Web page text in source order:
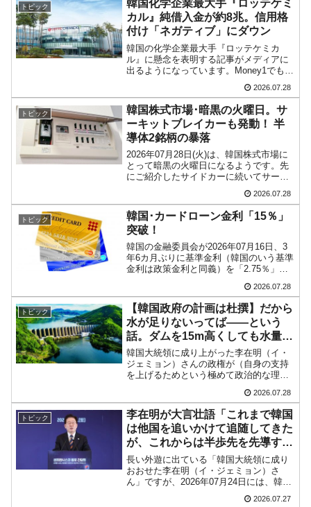
トピック
韓国化学企業最大手『ロッテケミ
カル』純借入金が約8兆。信用格
付け「ネガティブ」にダウン
韓国の化学企業最大手『ロッテケミカ
ル』に懸念を表明する記事がメディアに
出るようになっています。Money1でも先
ント・ブリーチ（Covenant Breach：財
務特約違反）を発生させて※「ロッテグ
ル...
2026.07.28
トピック
韓国株式市場･暗黒の火曜日。サ
ーキットブレイカーも発動！ 半
導体2銘柄の暴落
2026年07月28日(火)は、韓国株式市場に
とって暗黒の火曜日になるようです。先
にご紹介したサイドカーに続いてサーキ
KRX（韓国取引所）は、2026年午前10時
13分43秒、KOSPIが前日終値比で8％以
上下...
2026.07.28
トピック
韓国･カードローン金利「15％」
突破！
韓国の金融委員会が2026年07月16日、3
年6カ月ぶりに基準金利（韓国のいう基準
金利は政策金利と同義）を「2.75％」に
金利も上昇するということです。↑『韓国
銀行』による基準金利の推移グラフ。家
計負債が...
2026.07.28
トピック
【韓国政府の計画は杜撰】だから
水が足りないってば――という
話。ダムを15m高くしても水量は
増えない
韓国大統領に成り上がった李在明（イ・
ジェミョン）さんの政権が（自身の支持
を上げるためという極めて政治的な理由
画は、インフラ面で達成できない砂上の
楼閣です。半導体製造は大量に水を消費
します。湖南地方に新しく...
2026.07.28
トピック
李在明が大言壮語「これまで韓国
は他国を追いかけて追随してきた
が、これからは半歩先を先導す
る」
長い外遊に出ている「韓国大統領に成り
おおせた李在明（イ・ジェミョン）さ
ん」ですが、2026年07月24日には、韓国
ミット」で「韓国はAIに賭けました」と
2026.07.27